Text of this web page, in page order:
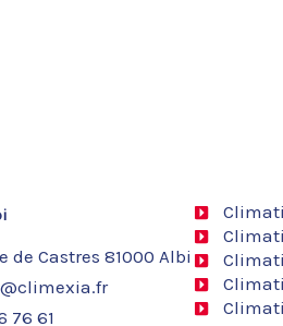
de Castres 81000 Albi
76 61